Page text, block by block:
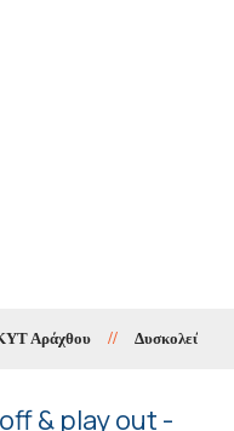
Αράχθου // Δυσκολεύει η
& play out -